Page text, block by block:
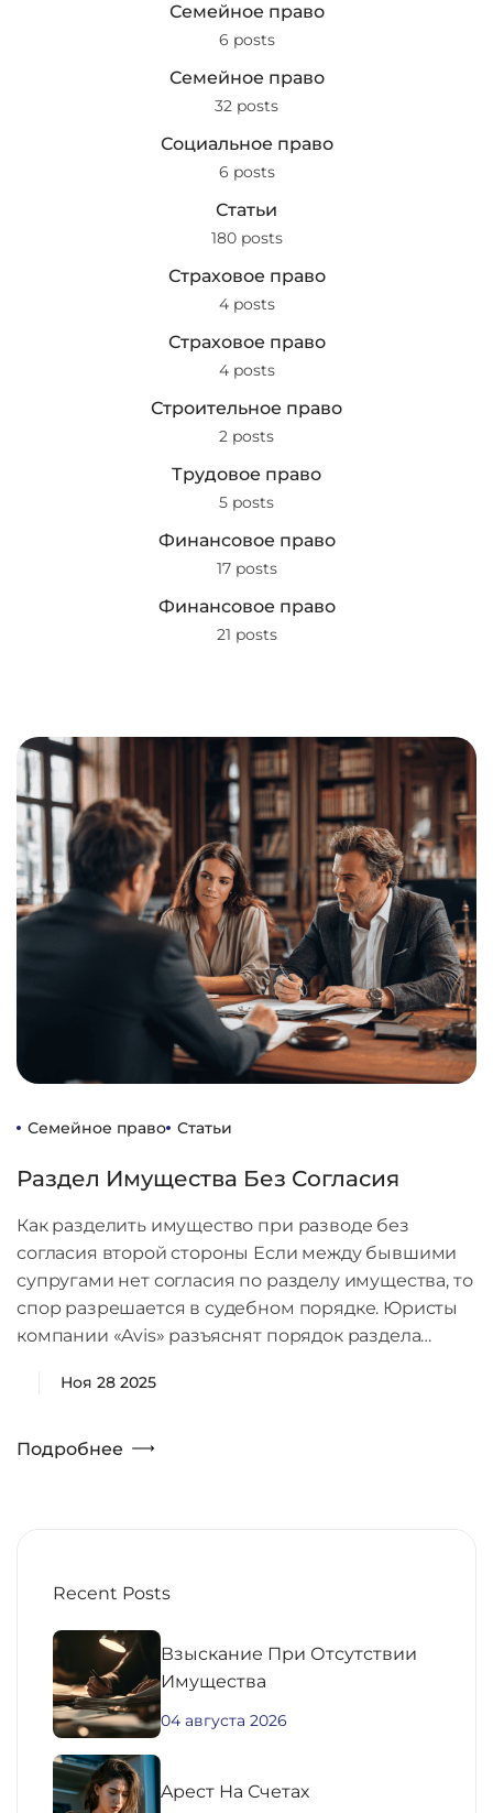
Семейное право
6 posts
Семейное право
32 posts
Социальное право
6 posts
Статьи
180 posts
Страховое право
4 posts
Страховое право
4 posts
Строительное право
2 posts
Трудовое право
5 posts
Финансовое право
17 posts
Финансовое право
21 posts
Семейное право Статьи
Раздел Имущества Без Согласия
Как разделить имущество при разводе без
согласия второй стороны Если между бывшими
супругами нет согласия по разделу имущества, то
спор разрешается в судебном порядке. Юристы
компании «Avis» разъяснят порядок раздела…
Ноя 28 2025
Подробнее
Recent Posts
Взыскание При Отсутствии
Имущества
04 августа 2026
Aрест На Счетах